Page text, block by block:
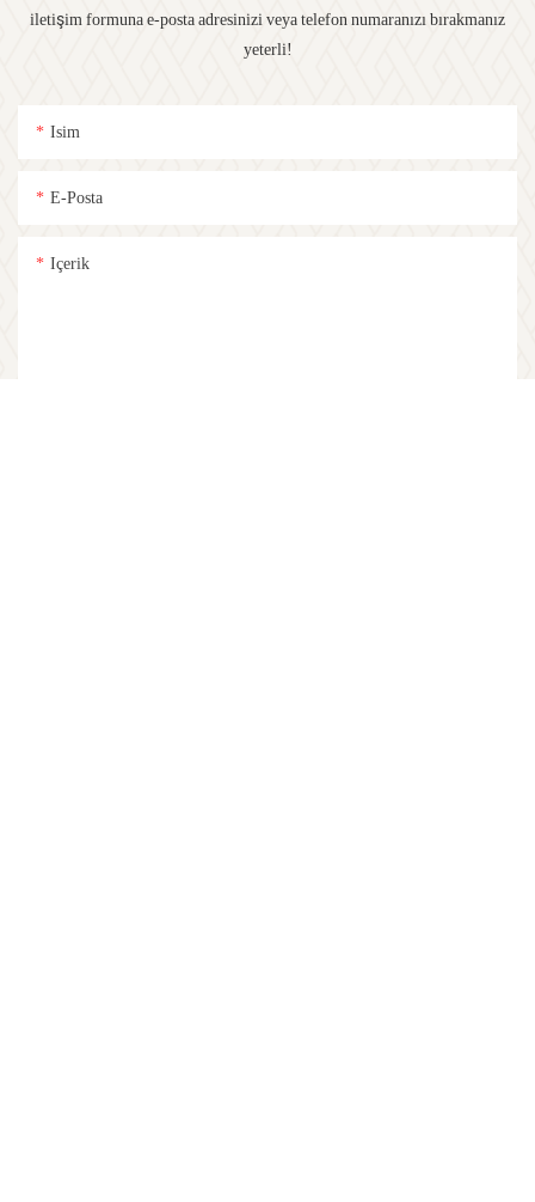
iletişim formuna e-posta adresinizi veya telefon numaranızı bırakmanız
yeterli!
Isim
E-Posta
Içerik